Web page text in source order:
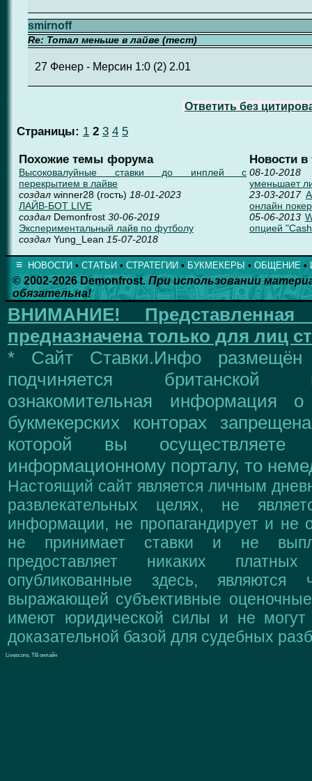
smirnoff
Re: Тотал меньше в лайве (тест)
27 Фенер - Мерсин 1:0 (2) 2.01
Ответить без
Страницы: 1 2 3 4 5
Похожие темы форума
Высоковалуйные ставки до инплей с
перекрытием в лайве
создал winner28 (гость) 18-01-2023
ЛАЙВ-БОТ LIVE
создал Demonfrost 30-06-2019
Экспериментальный лайв по футболу
создал Yung_Lean 15-07-2018
Новости в
08-10-2018
уменьшает
23-03-2017
онлайн покер
05-06-2013
опцией
≡ НОВОСТИ ▪ СТАТЬИ ▪ СТРАТЕГИИ ▪ БУКМЕКЕРЫ ▪ ОБЩЕНИЕ ▪
© 2002-2026 Demonfrost.При использовании
обязательна!
ВНИМАНИЕ!
предназначена только для лиц
* Сайт Ставки.Инфо размещён
подчиняется британской
ознакомительная информация
букмекерских конторах
которой вы
информационному порталу, то
Настоящий сайт является личным
развлекательных целях, не
информации, не пропагандирует и не
не принимает ставки и не
предоставляет никаких
опубликованные здесь, являются
выражающей субъективные
имеют юридической силы и не могут
доказательной базой для судебных
Livescore, ТВ онлайн